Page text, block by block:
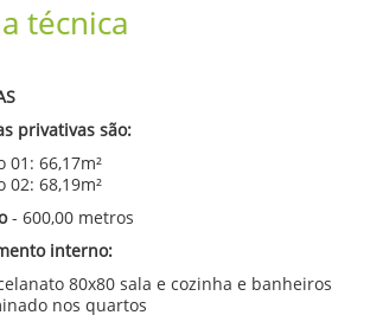
técnica
privativas são:
01: 66,17m²
02: 68,19m²
- 600,00 metros
interno:
80x80 sala e cozinha e banheiros
nos quartos